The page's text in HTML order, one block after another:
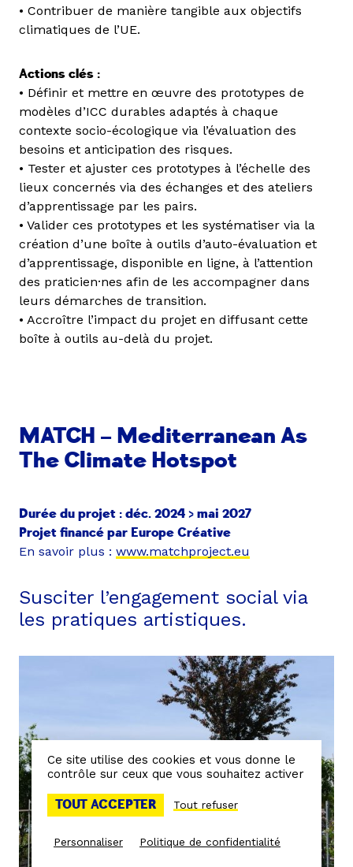
• Contribuer de manière tangible aux objectifs
climatiques de l’UE.
Actions clés :
• Définir et mettre en œuvre des prototypes de
modèles d’ICC durables adaptés à chaque
contexte socio-écologique via l’évaluation des
besoins et anticipation des risques.
• Tester et ajuster ces prototypes à l’échelle des
lieux concernés via des échanges et des ateliers
d’apprentissage par les pairs.
• Valider ces prototypes et les systématiser via la
création d’une boîte à outils d’auto-évaluation et
d’apprentissage, disponible en ligne, à l’attention
des praticien·nes afin de les accompagner dans
leurs démarches de transition.
• Accroître l’impact du projet en diffusant cette
boîte à outils au-delà du projet.
MATCH – Mediterranean As
The Climate Hotspot
Durée du projet : déc. 2024 > mai 2027
Projet financé par Europe Créative
En savoir plus : www.matchproject.eu
Susciter l’engagement social via
les pratiques artistiques.
Ce site utilise des cookies et vous donne le
contrôle sur ceux que vous souhaitez activer
TOUT ACCEPTER Tout refuser
Personnaliser Politique de confidentialité